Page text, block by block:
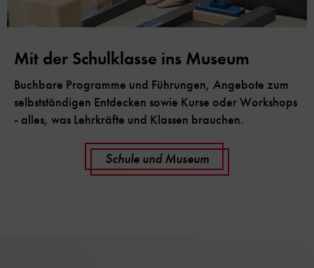
Mit der Schulklasse ins Museum
Buchbare Programme und Führungen, Angebote zum
selbstständigen Entdecken sowie Kurse oder Workshops
- alles, was Lehrkräfte und Klassen brauchen.
Schule und Museum